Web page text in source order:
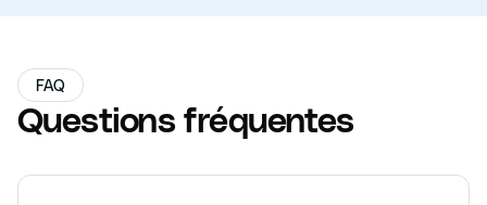
FAQ
Questions fréquentes